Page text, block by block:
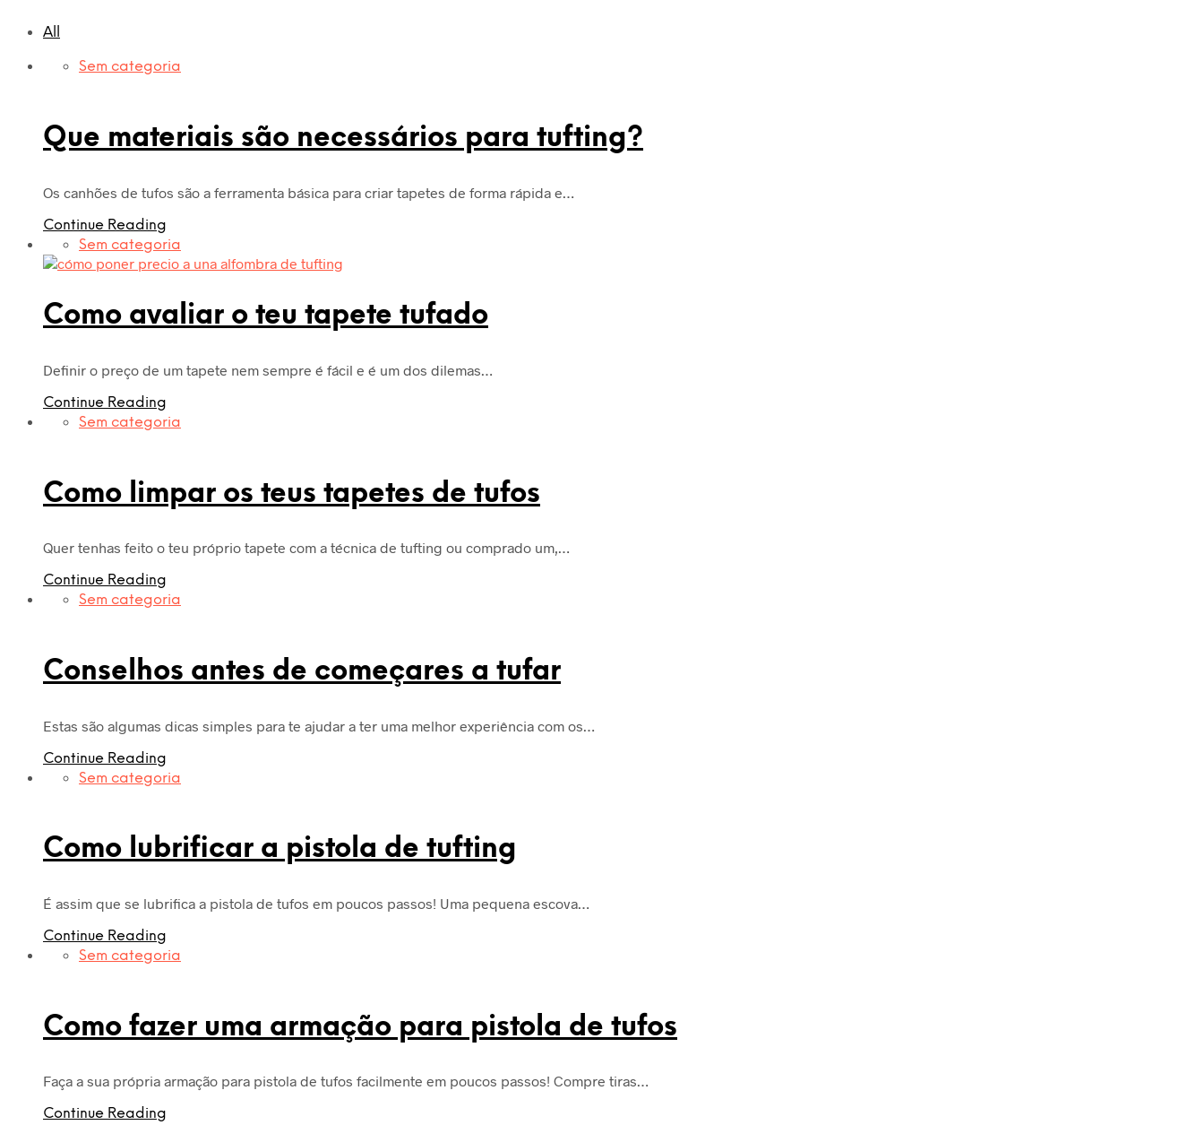
All
Sem categoria
Que materiais são necessários para tufting?
Os canhões de tufos são a ferramenta básica para criar tapetes de forma rápida e…
Continue Reading
Sem categoria
Como avaliar o teu tapete tufado
Definir o preço de um tapete nem sempre é fácil e é um dos dilemas…
Continue Reading
Sem categoria
Como limpar os teus tapetes de tufos
Quer tenhas feito o teu próprio tapete com a técnica de tufting ou comprado um,…
Continue Reading
Sem categoria
Conselhos antes de começares a tufar
Estas são algumas dicas simples para te ajudar a ter uma melhor experiência com os…
Continue Reading
Sem categoria
Como lubrificar a pistola de tufting
É assim que se lubrifica a pistola de tufos em poucos passos! Uma pequena escova…
Continue Reading
Sem categoria
Como fazer uma armação para pistola de tufos
Faça a sua própria armação para pistola de tufos facilmente em poucos passos! Compre tiras…
Continue Reading